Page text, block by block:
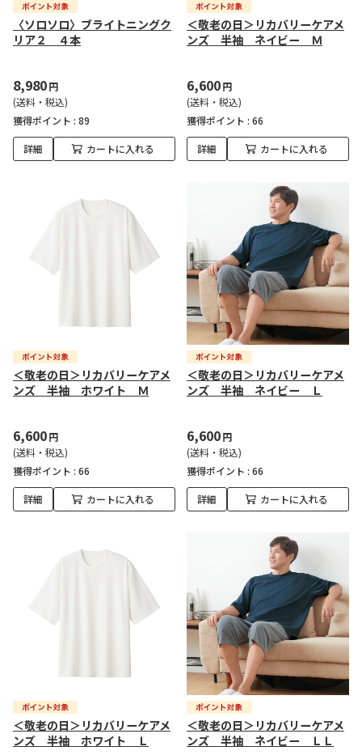
〈ソロソロ〉ブライトニングク
リア２ ４本
8,980円
(送料・税込)
獲得ポイント : 89
詳細 カートに入れる
＜敬老の日＞リカバリーケアメ
ンズ 半袖 ネイビー Ｍ
6,600円
(送料・税込)
獲得ポイント : 66
詳細 カートに入れる
＜敬老の日＞リカバリーケアメ
ンズ 半袖 ホワイト Ｍ
6,600円
(送料・税込)
獲得ポイント : 66
詳細 カートに入れる
＜敬老の日＞リカバリーケアメ
ンズ 半袖 ネイビー Ｌ
6,600円
(送料・税込)
獲得ポイント : 66
詳細 カートに入れる
＜敬老の日＞リカバリーケアメ
ンズ 半袖 ホワイト Ｌ
＜敬老の日＞リカバリーケアメ
ンズ 半袖 ネイビー ＬＬ